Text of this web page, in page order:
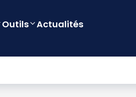
Outils Actualités